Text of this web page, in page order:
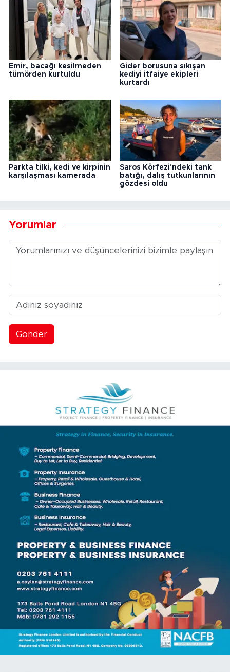
Emir, bacağı kesilmeden
tümörden kurtuldu
Gider borusuna sıkışan
kediyi itfaiye ekipleri
kurtardı
Parkta tilki, kedi ve kirpinin
karşılaşması kamerada
Saros Körfezi'ndeki tank
batığı, dalış tutkunlarının
gözdesi oldu
Yorumlar
Gönder